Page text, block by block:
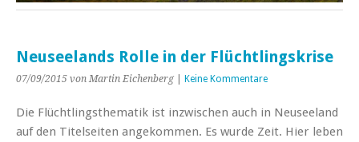
Neuseelands Rolle in der Flüchtlingskrise
07/09/2015 von Martin Eichenberg Keine Kommentare
Die Flüchtlingsthematik ist inzwischen auch in Neuseeland
auf den Titelseiten angekommen. Es wurde Zeit. Hier leben